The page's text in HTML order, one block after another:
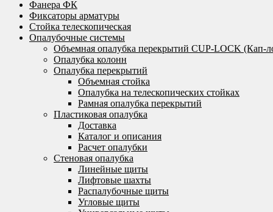
Фанера ФК
Фиксаторы арматуры
Стойка телескопическая
Опалубочные системы
Объемная опалубка перекрытий CUP-LOCK (Кап-
Опалубка колонн
Опалубка перекрытий
Объемная стойка
Опалубка на телескопических стойках
Рамная опалубка перекрытий
Пластиковая опалубка
Доставка
Каталог и описания
Расчет опалубки
Стеновая опалубка
Линейные щиты
Лифтовые шахты
Распалубочные щиты
Угловые щиты